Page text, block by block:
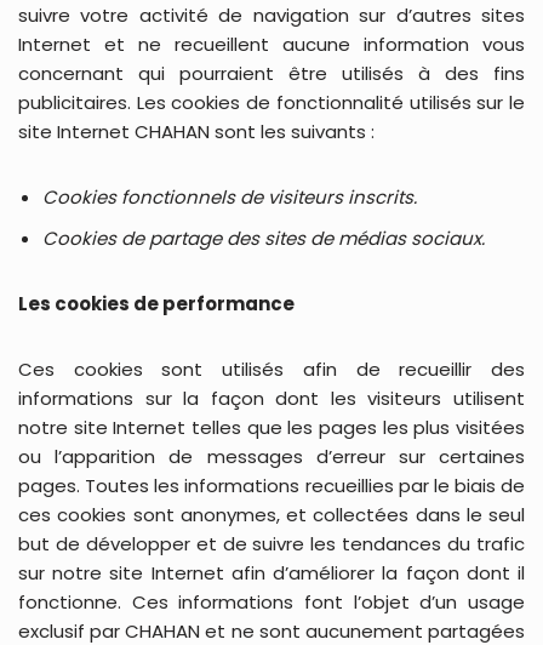
suivre votre activité de navigation sur d’autres sites
Internet et ne recueillent aucune information vous
concernant qui pourraient être utilisés à des fins
publicitaires. Les cookies de fonctionnalité utilisés sur le
site Internet CHAHAN sont les suivants :
Cookies fonctionnels de visiteurs inscrits.
Cookies de partage des sites de médias sociaux.
Les cookies de performance
Ces cookies sont utilisés afin de recueillir des
informations sur la façon dont les visiteurs utilisent
notre site Internet telles que les pages les plus visitées
ou l’apparition de messages d’erreur sur certaines
pages. Toutes les informations recueillies par le biais de
ces cookies sont anonymes, et collectées dans le seul
but de développer et de suivre les tendances du trafic
sur notre site Internet afin d’améliorer la façon dont il
fonctionne. Ces informations font l’objet d’un usage
exclusif par CHAHAN et ne sont aucunement partagées